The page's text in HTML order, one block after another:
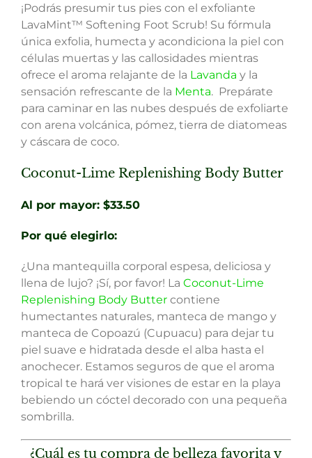
¡Podrás presumir tus pies con el exfoliante
LavaMint™ Softening Foot Scrub! Su fórmula
única exfolia, humecta y acondiciona la piel con
células muertas y las callosidades mientras
ofrece el aroma relajante de la Lavanda y la
sensación refrescante de la Menta. Prepárate
para caminar en las nubes después de exfoliarte
con arena volcánica, pómez, tierra de diatomeas
y cáscara de coco.
Coconut-Lime Replenishing Body Butter
Al por mayor: $33.50
Por qué elegirlo:
¿Una mantequilla corporal espesa, deliciosa y
llena de lujo? ¡Sí, por favor! La Coconut-Lime
Replenishing Body Butter contiene
humectantes naturales, manteca de mango y
manteca de Copoazú (Cupuacu) para dejar tu
piel suave e hidratada desde el alba hasta el
anochecer. Estamos seguros de que el aroma
tropical te hará ver visiones de estar en la playa
bebiendo un cóctel decorado con una pequeña
sombrilla.
¿Cuál es tu compra de belleza favorita y